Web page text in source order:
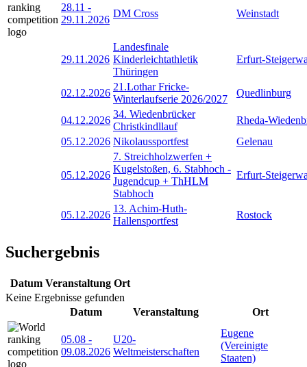
28.11 -
29.11.2026
DM Cross Weinstadt
29.11.2026
Landesfinale
Kinderleichtathletik
Thüringen
Erfurt-
02.12.2026
21.Lothar Fricke-
Winterlaufserie 2026/2027
Quedlinburg
04.12.2026
34. Wiedenbrücker
Christkindllauf
Rheda-
05.12.2026 Nikolaussportfest Gelenau
05.12.2026
7. Streichholzwerfen +
Kugelstoßen, 6. Stabhoch -
Jugendcup + ThHLM
Stabhoch
Erfurt-
05.12.2026
13. Achim-Huth-
Hallensportfest
Rostock
Suchergebnis
Datum Veranstaltung Ort
Keine Ergebnisse gefunden
Datum
Veranstaltung Ort
05.08 -
09.08.2026
U20-
Weltmeisterschaften
Eugene
(Vereinigte
Staaten)